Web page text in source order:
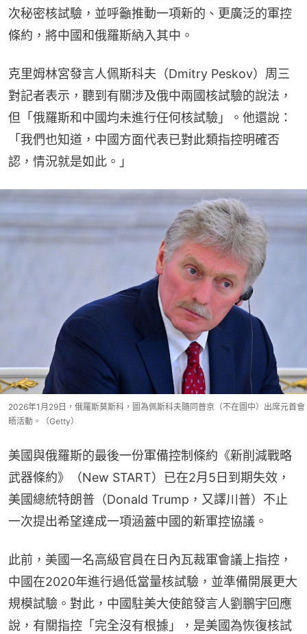
次秘密核試驗，並呼籲推動一項新的、更廣泛的軍控
條約，將中國和俄羅斯納入其中。
克里姆林宮發言人佩斯科夫（Dmitry Peskov）周三
對記者表示，聽到有關涉及俄中兩國核試驗的說法，
但「俄羅斯和中國均未進行任何核試驗」。他還說：
「我們也知道，中國方面代表已對此類指控明確否
認，情況就是如此。」
2026年1月29日，俄羅斯莫斯科，圖為佩斯科夫隨同普京（不在圖中）出席元首會
晤活動。（Getty）
美國與俄羅斯的最後一份軍備控制條約《新削減戰略
武器條約》（New START）已在2月5日到期失效，
美國總統特朗普（Donald Trump，又譯川普）不止
一次提出希望達成一項涵蓋中國的新軍控協議。
此前，美國一名高級官員在日內瓦裁軍會議上指控，
中國在2020年進行過低當量核試驗，並準備開展更大
規模試驗。對此，中國駐美大使館發言人劉鵬宇回應
說，有關指控「完全沒有根據」，是美國為恢復核試